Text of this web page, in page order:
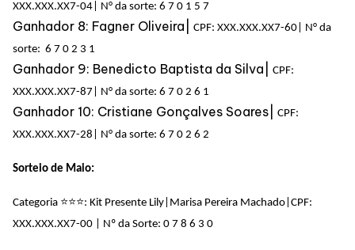
XXX.XXX.XX7-04| N° da sorte: 6 7 0 1 5 7
Ganhador 8: Fagner Oliveira| CPF: XXX.XXX.XX7-60
N° da
sorte: 6 7 0 2 3 1
Ganhador 9: Benedicto Baptista da Silva|
CPF:
XXX.XXX.XX7-87
N° da sorte: 6 7 0 2 6 1
Ganhador 10: Cristiane Gonçalves Soares|
CPF:
XXX.XXX.XX7-28
N° da sorte: 6 7 0 2 6 2
Sorteio de Maio:
Categoria ⭐⭐⭐: Kit Presente Lily|Marisa Pereira Machado |CPF:
XXX.XXX.XX7-00 | Nº da Sorte: 0 7 8 6 3 0